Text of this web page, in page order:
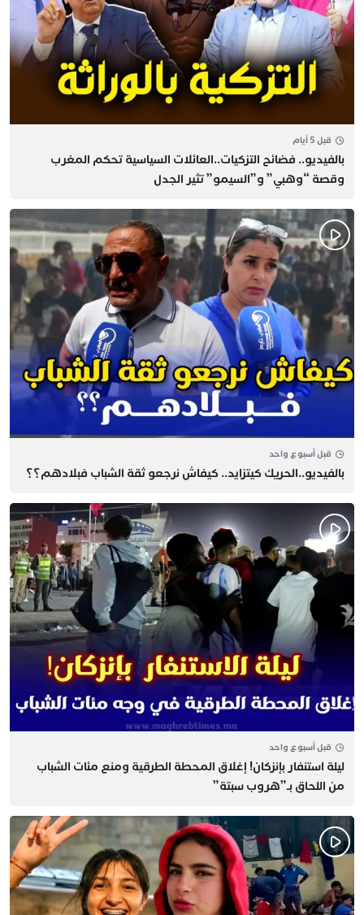
قبل 5 أيام
بالفيديو.. فضائح التزكيات..العائلات السياسية تحكم المغرب
وقصة “وهبي” و”السيمو” تثير الجدل
قبل أسبوع واحد
بالفيديو..الحريك كيتزايد.. كيفاش نرجعو ثقة الشباب فبلادهم؟؟
قبل أسبوع واحد
​ليلة استنفار بإنزكان! إغلاق المحطة الطرقية ومنع مئات الشباب
من اللحاق بـ”هروب سبتة”